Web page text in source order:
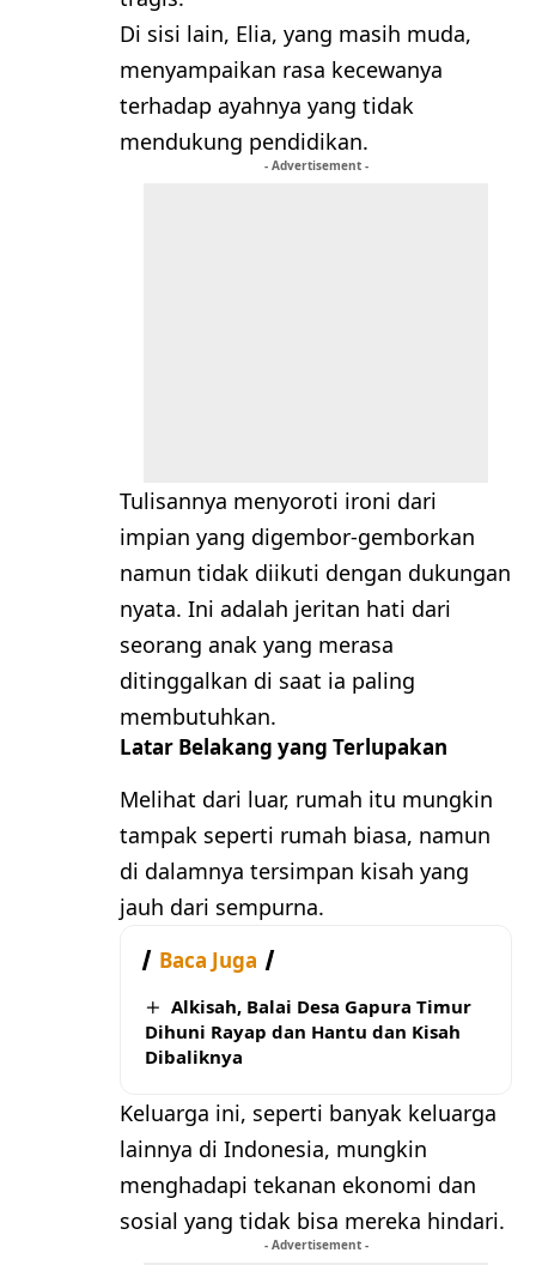
Di sisi lain, Elia, yang masih muda,
menyampaikan rasa kecewanya
terhadap ayahnya yang tidak
mendukung pendidikan.
- Advertisement -
Tulisannya menyoroti ironi dari
impian yang digembor-gemborkan
namun tidak diikuti dengan dukungan
nyata. Ini adalah jeritan hati dari
seorang anak yang merasa
ditinggalkan di saat ia paling
membutuhkan.
Latar Belakang yang Terlupakan
Melihat dari luar, rumah itu mungkin
tampak seperti rumah biasa, namun
di dalamnya tersimpan kisah yang
jauh dari sempurna.
Baca Juga
Alkisah, Balai Desa Gapura Timur
Dihuni Rayap dan Hantu dan Kisah
Dibaliknya
Keluarga ini, seperti banyak keluarga
lainnya di Indonesia, mungkin
menghadapi tekanan ekonomi dan
sosial yang tidak bisa mereka hindari.
- Advertisement -